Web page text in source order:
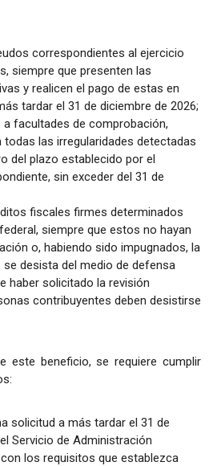
correspondientes al ejercicio
siempre que presenten las
y realicen el pago de estas en
tardar el 31 de diciembre de 2026;
facultades de comprobación,
todas las irregularidades detectadas
del plazo establecido por el
sin exceder del 31 de
fiscales firmes determinados
siempre que estos no hayan
o, habiendo sido impugnados, la
desista del medio de defensa
haber solicitado la revisión
contribuyentes deben desistirse
este beneficio, se requiere cumplir
solicitud a más tardar el 31 de
Servicio de Administración
los requisitos que establezca